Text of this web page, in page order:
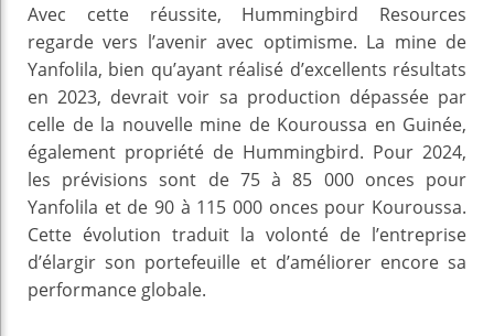
Avec cette réussite, Hummingbird Resources
regarde vers l’avenir avec optimisme. La mine de
Yanfolila, bien qu’ayant réalisé d’excellents résultats
en 2023, devrait voir sa production dépassée par
celle de la nouvelle mine de Kouroussa en Guinée,
également propriété de Hummingbird. Pour 2024,
les prévisions sont de 75 à 85 000 onces pour
Yanfolila et de 90 à 115 000 onces pour Kouroussa.
Cette évolution traduit la volonté de l’entreprise
d’élargir son portefeuille et d’améliorer encore sa
performance globale.